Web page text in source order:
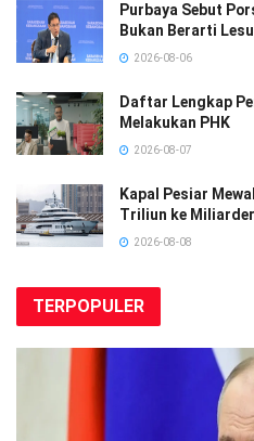
Purbaya Sebut
Bukan Berarti Lesu
2026-08-06
Daftar Lengkap
Melakukan PHK
2026-08-07
Kapal Pesiar
Triliun ke
2026-08-08
TERPOPULER